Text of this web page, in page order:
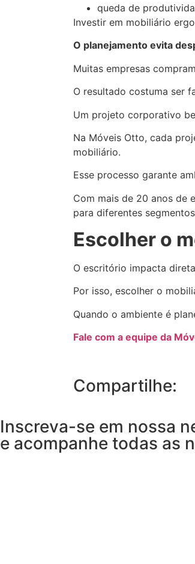
queda de
Investir em mobiliário
O planejamento evita
Muitas empresas
O resultado costuma ser
Um projeto corporativo
Na Móveis Otto, cada
mobiliário.
Esse processo garante
Com mais de 20 anos de
para diferentes
Escolher o
O escritório impacta
Por isso, escolher o
Quando o ambiente é
Fale com a equipe da
Compartilhe:
Inscreva-se em nossa
e acompanhe todas as